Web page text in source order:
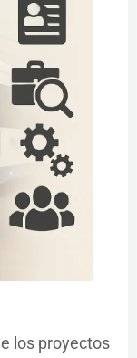
los proyectos